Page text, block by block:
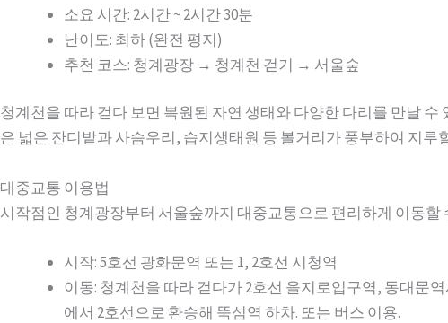
소요 시간: 2시간 ~ 2시간 30분
난이도: 최하 (완전 평지)
추천 코스: 청계광장 → 청계천 걷기 → 서울숲
청계천을 따라 걷다 보면 복원된 자연 생태와 다양한 다리를 만날 수
은 넓은 잔디밭과 사슴우리, 습지생태원 등 볼거리가 풍부하여 지루
대중교통 이용법
시작점인 청계광장부터 서울숲까지 대중교통으로 편리하게 이동할
시작:5호선 광화문역 또는 1, 2호선 시청역
이동: 청계천을 따라 걷다가 2호선 을지로입구역, 동대문
에서 2호선으로 환승해 뚝섬역 하차. 또는 버스 이용.